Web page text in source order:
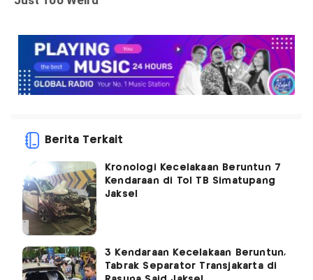
Berita Terkait
Kronologi Kecelakaan Beruntun 7
Kendaraan di Tol TB Simatupang
Jaksel
3 Kendaraan Kecelakaan Beruntun,
Tabrak Separator Transjakarta di